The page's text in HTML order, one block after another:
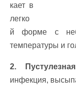
кает в
легко
й форме с
температуры и
2.
инфекция,